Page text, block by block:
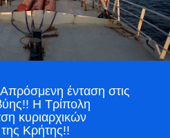
ένταση στις
Η Τρίπολη
κυριαρχικών
Κρήτης!!